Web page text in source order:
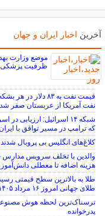
آخرین اخبار ایران و جهان
موضع وزارت
ظرفیت پزشکی
قیمت نفت به ۸۳ دلار
نفت آمریکا از عربستان صفر شد
شبکه ۱۴ اسرائیل: ارزیابی
که ترامپ در مسیر توافق با
کلاغ‌های انگلیس بی پروبال شدند
والدین با تخلف سرویس مدارس
هزینه اضافه تا معطلی دانش‌آموز
طلا به بالاترین سطح قیمتی
طلای جهانی امروز ۱۶ مرداد ۱۴۰۵
ترسناک‌ترین لحظه هوش
پدرخوانده